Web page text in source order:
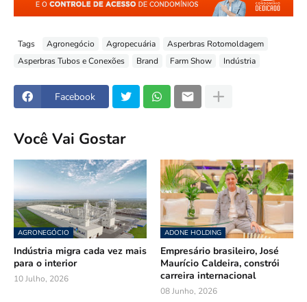
Tags Agronegócio Agropecuária
Asperbras Rotomoldagem
Asperbras Tubos e Conexões
Brand Farm Show Indústria
Facebook
Você Vai Gostar
AGRONEGÓCIO
Indústria migra cada vez mais
para o interior
10 Julho, 2026
ADONE HOLDING
Empresário brasileiro, José
Maurício Caldeira, constrói
carreira internacional
08 Junho, 2026